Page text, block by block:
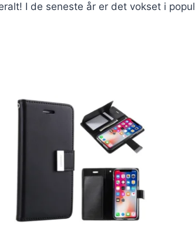
I de seneste år er det vokset i